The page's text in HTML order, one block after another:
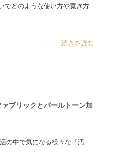
でどのような使い方や寛ぎ方
...続きを読む
ブリックとパールトーン加
の中で気になる様々な『汚